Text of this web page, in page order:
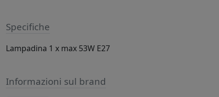
Specifiche
Lampadina 1 x max 53W E27
Informazioni sul brand